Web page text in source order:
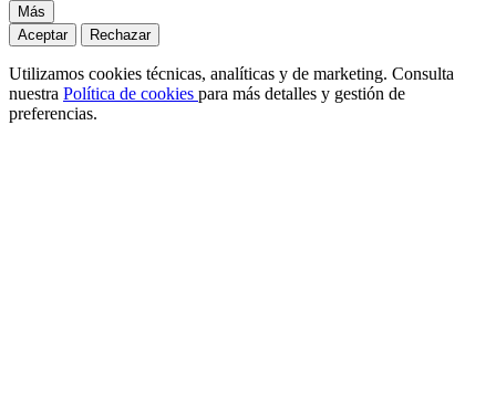
Más
Aceptar
Rechazar
Utilizamos cookies técnicas, analíticas y de marketing. Consulta
nuestra Política de cookies para más detalles y gestión de
preferencias.